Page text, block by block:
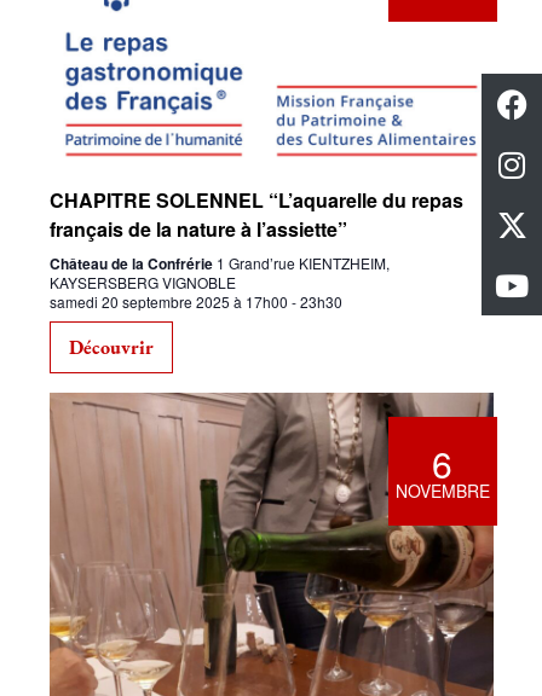
Views
samedi 20 septembre 2025 à 17h00 -23h30
CHAPITRE SOLENNEL “L’aquarelle du repas
français de la nature à l’assiette”
Château de la Confrérie 1 Grand’rue KIENTZHEIM,
KAYSERSBERG VIGNOBLE
Découvrir
NOVEMBRE
6